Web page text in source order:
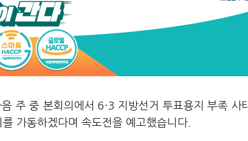
주 중 본회의에서 6·3 지방선거 투표용지 부족 사
가동하겠다며 속도전을 예고했습니다.